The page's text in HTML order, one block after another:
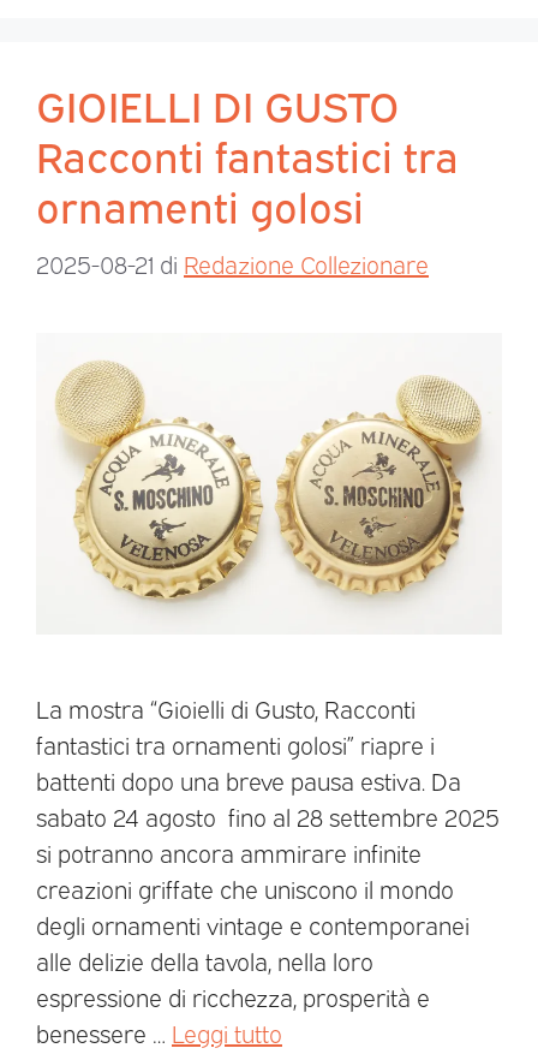
GIOIELLI DI GUSTO
Racconti fantastici tra
ornamenti golosi
2025-08-21 di Redazione Collezionare
La mostra “Gioielli di Gusto, Racconti
fantastici tra ornamenti golosi” riapre i
battenti dopo una breve pausa estiva. Da
sabato 24 agosto fino al 28 settembre 2025
si potranno ancora ammirare infinite
creazioni griffate che uniscono il mondo
degli ornamenti vintage e contemporanei
alle delizie della tavola, nella loro
espressione di ricchezza, prosperità e
benessere … Leggi tutto